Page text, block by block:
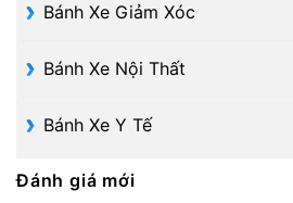
Bánh Xe Giảm Xóc
Bánh Xe Nội Thất
Bánh Xe Y Tế
Đánh giá mới